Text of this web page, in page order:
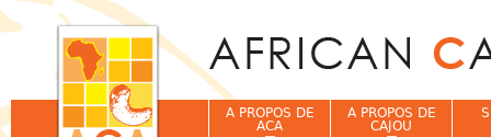
A PROPOS DE
ACA
A PROPOS DE
CAJOU